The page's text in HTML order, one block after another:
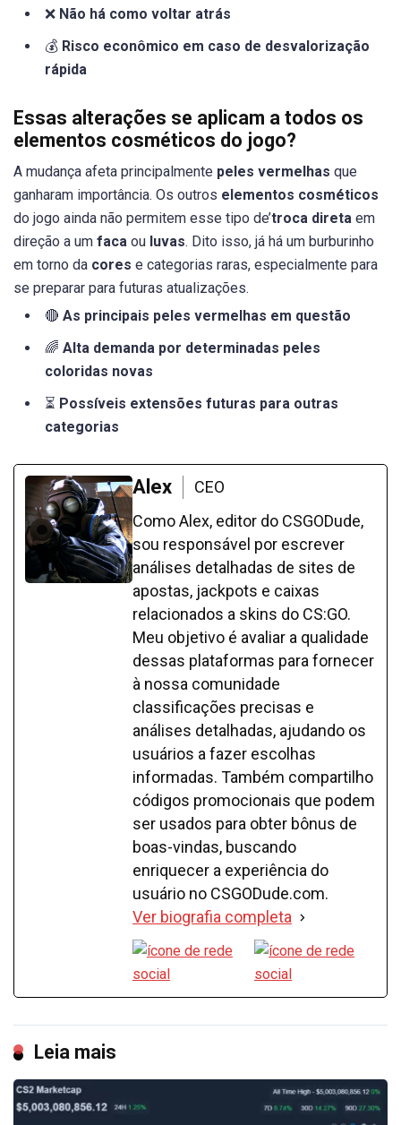
❌ Não há como voltar atrás
💰 Risco econômico em caso de desvalorização
rápida
Essas alterações se aplicam a todos os
elementos cosméticos do jogo?
A mudança afeta principalmente peles vermelhas que
ganharam importância. Os outros elementos cosméticos
do jogo ainda não permitem esse tipo de’troca direta em
direção a um faca ou luvas. Dito isso, já há um burburinho
em torno da cores e categorias raras, especialmente para
se preparar para futuras atualizações.
🔴 As principais peles vermelhas em questão
🌈 Alta demanda por determinadas peles
coloridas novas
⏳ Possíveis extensões futuras para outras
categorias
Alex
CEO
Como Alex, editor do CSGODude,
sou responsável por escrever
análises detalhadas de sites de
apostas, jackpots e caixas
relacionados a skins do CS:GO.
Meu objetivo é avaliar a qualidade
dessas plataformas para fornecer
à nossa comunidade
classificações precisas e
análises detalhadas, ajudando os
usuários a fazer escolhas
informadas. Também compartilho
códigos promocionais que podem
ser usados para obter bônus de
boas-vindas, buscando
enriquecer a experiência do
usuário no CSGODude.com.
Ver biografia completa
Leia mais